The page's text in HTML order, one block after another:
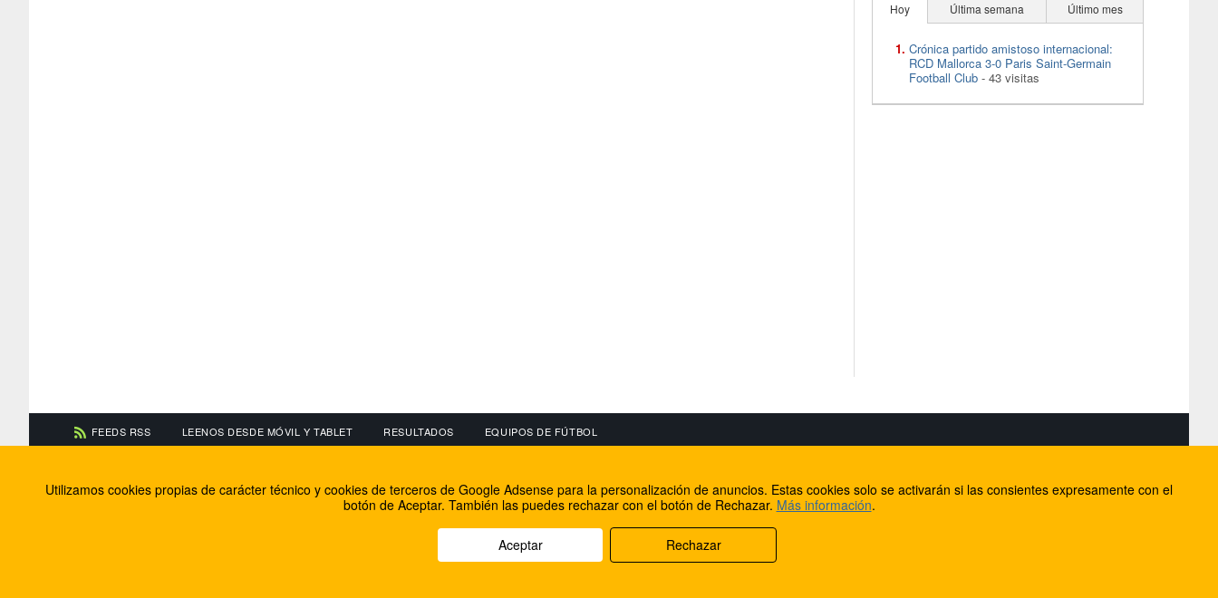
Hoy Última semana Último mes
Crónica partido amistoso internacional:
RCD Mallorca 3-0 Paris Saint-Germain
Football Club - 43 visitas
FEEDS RSS LEENOS DESDE MÓVIL Y TABLET RESULTADOS EQUIPOS DE FÚTBOL
Información de contacto
El equipo de FútbolBalear
Soluciones Corporativas IP
Facebook
Twitter
Internet Rural Mallorca
Registro de dominios
Utilizamos cookies propias de carácter técnico y cookies de terceros de Google Adsense para la personalización de anuncios. Estas cookies solo se activarán si las consientes expresamente con el
botón de Aceptar. También las puedes rechazar con el botón de Rechazar. Más información.
Aceptar Rechazar